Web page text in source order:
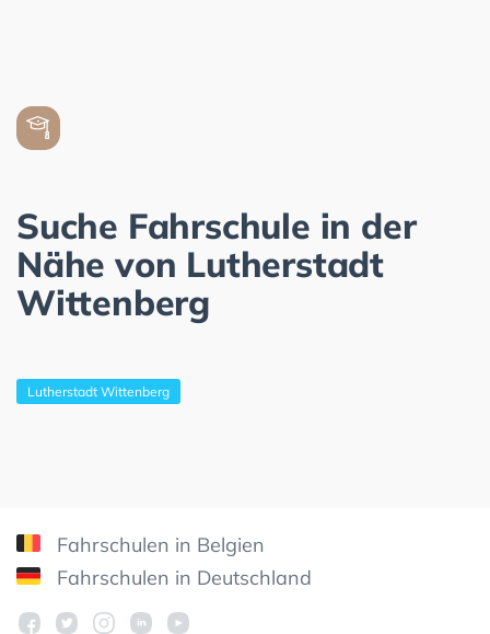
Suche Fahrschule in der
Nähe von Lutherstadt
Wittenberg
Lutherstadt Wittenberg
Fahrschulen in Belgien
Fahrschulen in Deutschland